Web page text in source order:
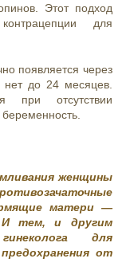
Этот подход
для
появляется через
до 24 месяцев.
при отсутствии
женщины
матери —
И тем, и другим
для
от